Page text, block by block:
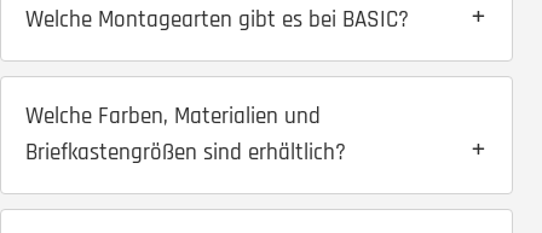
Welche Montagearten gibt es bei BASIC?
Welche Farben, Materialien und
Briefkastengrößen sind erhältlich?